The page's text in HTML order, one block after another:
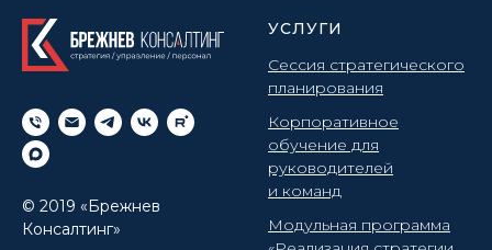
© 2019 «Брежнев
Консалтинг»
УСЛУГИ
Сессия стратегического
планирования
Корпоративное
обучение для
руководителей
и команд
Модульная программа